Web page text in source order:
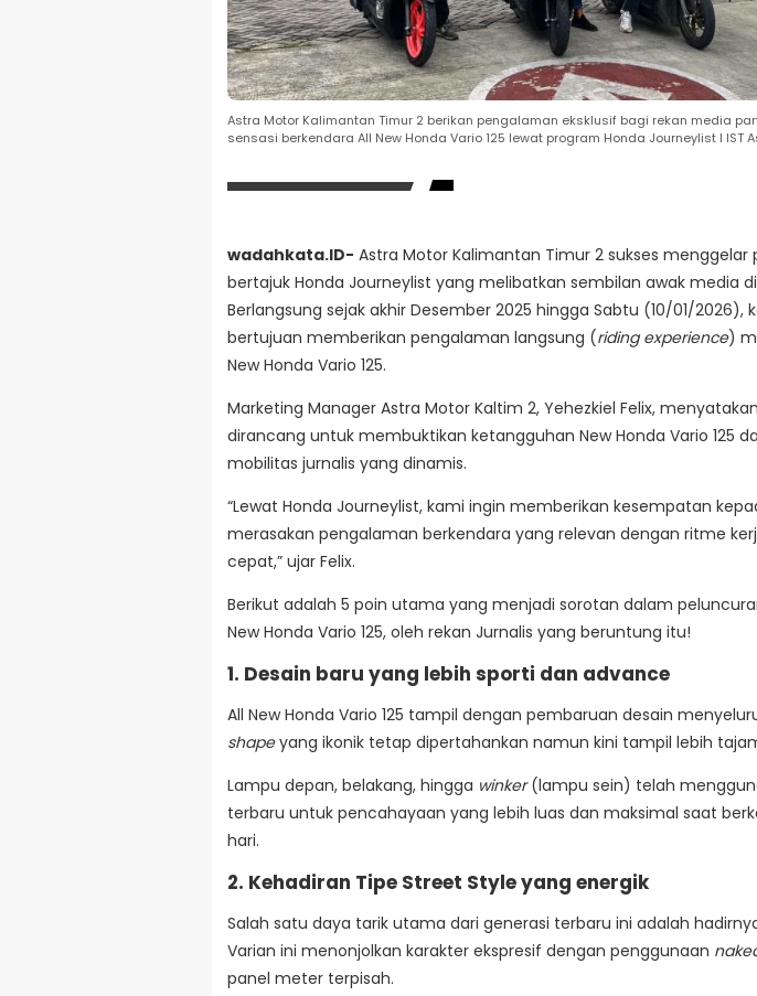
Astra Motor Kalimantan Timur 2 berikan pengalaman eksklusif bagi rekan media
sensasi berkendara All New Honda Vario 125 lewat program Honda Journeylist I IST
wadahkata.ID- Astra Motor Kalimantan Timur 2 sukses menggelar
bertajuk Honda Journeylist yang melibatkan sembilan awak media
Berlangsung sejak akhir Desember 2025 hingga Sabtu (10/01/2026),
bertujuan memberikan pengalaman langsung (riding experience)
New Honda Vario 125.
Marketing Manager Astra Motor Kaltim 2, Yehezkiel Felix,
dirancang untuk membuktikan ketangguhan New Honda Vario 125
mobilitas jurnalis yang dinamis.
“Lewat Honda Journeylist, kami ingin memberikan kesempatan
merasakan pengalaman berkendara yang relevan dengan ritme
cepat,” ujar Felix.
Berikut adalah 5 poin utama yang menjadi sorotan dalam
New Honda Vario 125, oleh rekan Jurnalis yang beruntung itu!
1. Desain baru yang lebih sporti dan advance
All New Honda Vario 125 tampil dengan pembaruan desain
shapeyang ikonik tetap dipertahankan namun kini tampil lebih
Lampu depan, belakang, hingga winker(lampu sein) telah
terbaru untuk pencahayaan yang lebih luas dan maksimal saat
hari.
2. Kehadiran Tipe Street Style yang energik
Salah satu daya tarik utama dari generasi terbaru ini adalah
Varian ini menonjolkan karakter ekspresif dengan penggunaan
panel meter terpisah.